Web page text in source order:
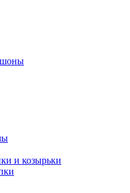
и козырьки